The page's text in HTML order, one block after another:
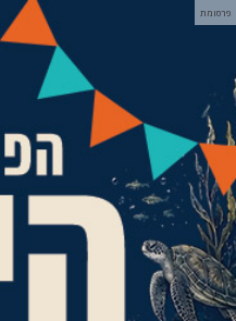
פרסומת